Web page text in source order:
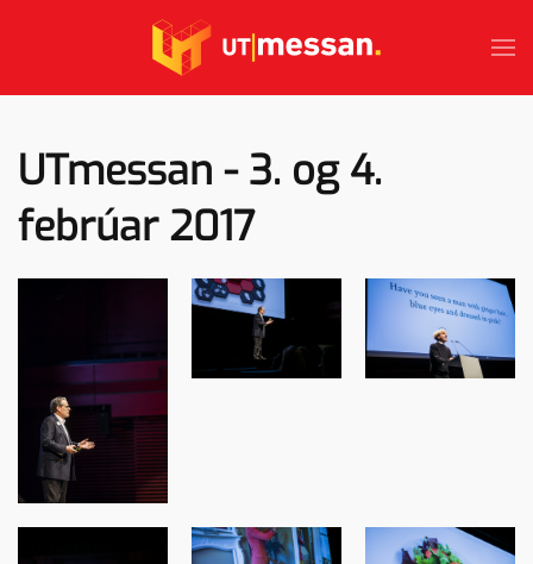
Skip to main content
UTmessan - 3. og 4.
febrúar 2017